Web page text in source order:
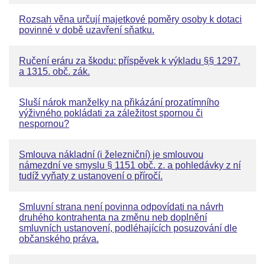
Rozsah věna určují majetkové poměry osoby k dotaci
povinné v době uzavření sňatku.
Ručení eráru za škodu: příspěvek k výkladu §§ 1297.
a 1315. obč. zák.
Sluší nárok manželky na přikázání prozatímního
výživného pokládati za záležitost spornou či
nespornou?
Smlouva nákladní (i železniční) je smlouvou
námezdní ve smyslu § 1151 obč. z. a pohledávky z ní
tudíž vyňaty z ustanovení o příročí.
Smluvní strana není povinna odpovídati na návrh
druhého kontrahenta na změnu neb doplnění
smluvních ustanovení, podléhajících posuzování dle
občanského práva.